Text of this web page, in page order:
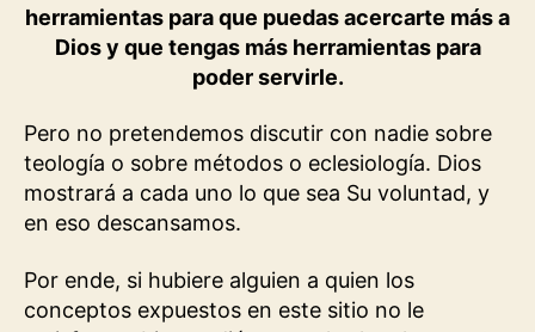
herramientas para que puedas acercarte más a
Dios y que tengas más herramientas para
poder servirle.
Pero no pretendemos discutir con nadie sobre
teología o sobre métodos o eclesiología. Dios
mostrará a cada uno lo que sea Su voluntad, y
en eso descansamos.
Por ende, si hubiere alguien a quien los
conceptos expuestos en este sitio no le